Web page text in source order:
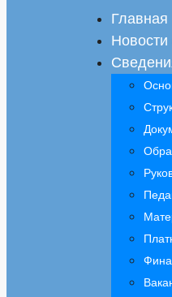
Главная
Новости